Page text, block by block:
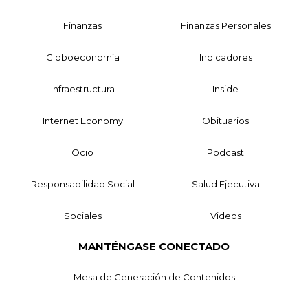
Finanzas Finanzas Personales
Globoeconomía Indicadores
Infraestructura Inside
Internet Economy Obituarios
Ocio Podcast
Responsabilidad Social Salud Ejecutiva
Sociales Videos
MANTÉNGASE CONECTADO
Mesa de Generación de Contenidos